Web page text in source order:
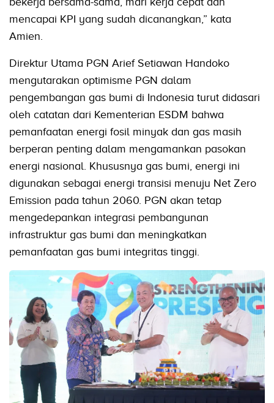
mencapai KPI yang sudah dicanangkan,” kata
Amien.
Direktur Utama PGN Arief Setiawan Handoko
mengutarakan optimisme PGN dalam
pengembangan gas bumi di Indonesia turut didasari
oleh catatan dari Kementerian ESDM bahwa
pemanfaatan energi fosil minyak dan gas masih
berperan penting dalam mengamankan pasokan
energi nasional. Khususnya gas bumi, energi ini
digunakan sebagai energi transisi menuju Net Zero
Emission pada tahun 2060. PGN akan tetap
mengedepankan integrasi pembangunan
infrastruktur gas bumi dan meningkatkan
pemanfaatan gas bumi integritas tinggi.